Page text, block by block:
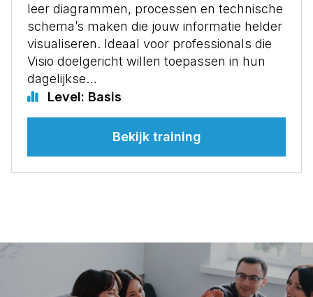
leer diagrammen, processen en technische
schema’s maken die jouw informatie helder
visualiseren. Ideaal voor professionals die
Visio doelgericht willen toepassen in hun
dagelijkse…
Level: Basis
Bekijk training